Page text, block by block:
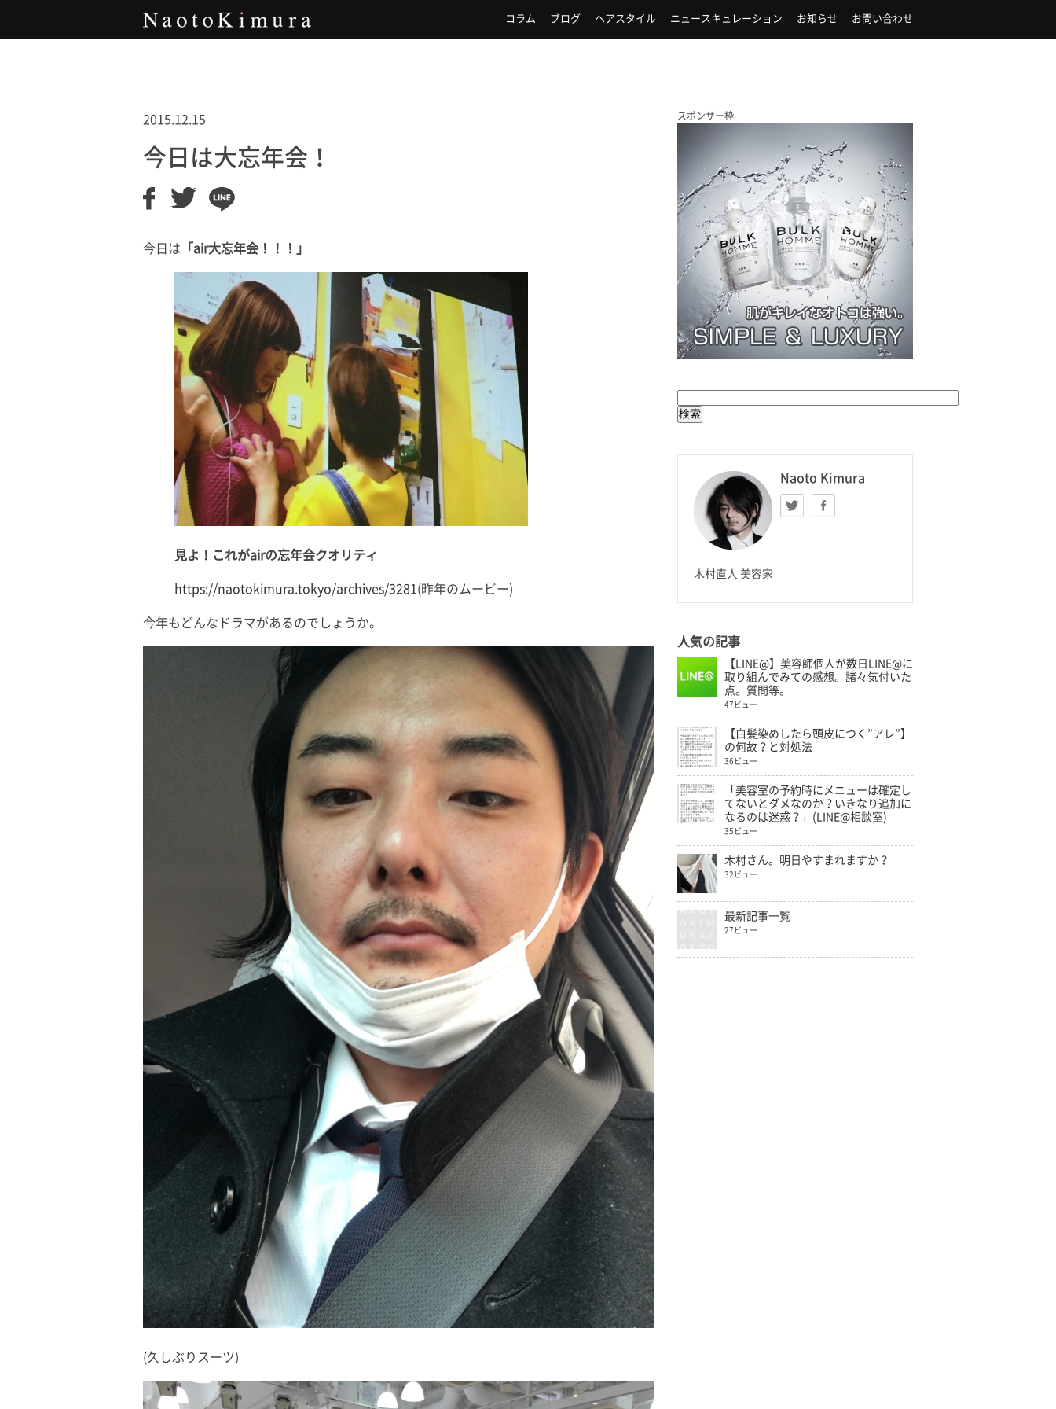
コラム ブログ ヘアスタイル ニュースキュレーション お知らせ お問い合わせ
2015.12.15
今日は大忘年会！
今日は 「air大忘年会！！！」
見よ！これがairの忘年会クオリティ
https://naotokimura.tokyo/archives/3281 (昨年のムービー)
今年もどんなドラマがあるのでしょうか。
(久しぶりスーツ)
スポンサー枠
Naoto Kimura
木村直人 美容家
人気の記事
【LINE@】美容師個人が数日LINE@に
取り組んでみての感想。諸々気付いた
点。質問等。
47ビュー
【白髪染めしたら頭皮につく”アレ”】
の何故？と対処法
36ビュー
「美容室の予約時にメニューは確定し
てないとダメなのか？いきなり追加に
なるのは迷惑？」(LINE@相談室)
35ビュー
木村さん。明日やすまれますか？
32ビュー
最新記事一覧
27ビュー